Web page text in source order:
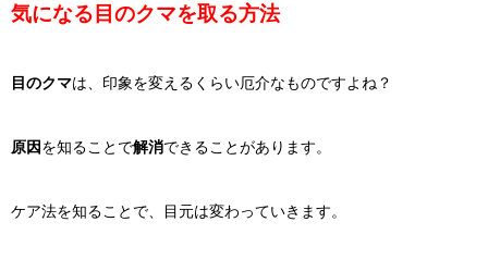
気になる目のクマを取る方法
目のクマは、印象を変えるくらい厄介なものですよね？
原因を知ることで解消できることがあります。
ケア法を知ることで、目元は変わっていきます。